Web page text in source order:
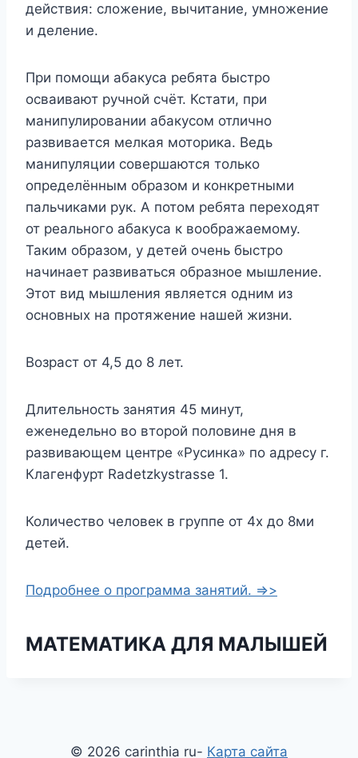
действия: сложение, вычитание, умножение
и деление.
При помощи абакуса ребята быстро
осваивают ручной счёт. Кстати, при
манипулировании абакусом отлично
развивается мелкая моторика. Ведь
манипуляции совершаются только
определённым образом и конкретными
пальчиками рук. А потом ребята переходят
от реального абакуса к воображаемому.
Таким образом, у детей очень быстро
начинает развиваться образное мышление.
Этот вид мышления является одним из
основных на протяжение нашей жизни.
Возраст от 4,5 до 8 лет.
Длительность занятия 45 минут,
еженедельно во второй половине дня в
развивающем центре «Русинка» по адресу г.
Клагенфурт Radetzkystrasse 1.
Количество человек в группе от 4х до 8ми
детей.
Подробнее о программа занятий. =>>
МАТЕМАТИКА ДЛЯ МАЛЫШЕЙ
© 2026 carinthia ru- Карта сайта